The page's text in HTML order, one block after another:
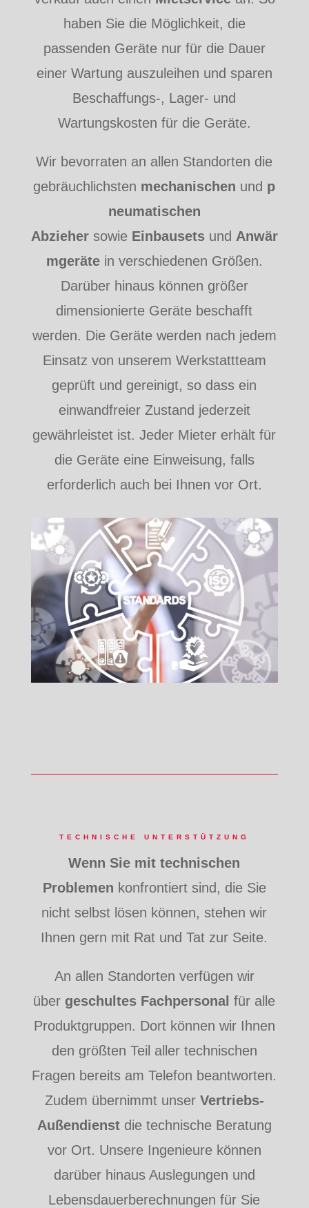
haben Sie die Möglichkeit, die
passenden Geräte nur für die Dauer
einer Wartung auszuleihen und sparen
Beschaffungs-, Lager- und
Wartungskosten für die Geräte.
Wir bevorraten an allen Standorten die
gebräuchlichsten mechanischen und p
neumatischen
Abziehersowie Einbausetsund Anwär
mgerätein verschiedenen Größen.
Darüber hinaus können größer
dimensionierte Geräte beschafft
werden. Die Geräte werden nach jedem
Einsatz von unserem Werkstattteam
geprüft und gereinigt, so dass ein
einwandfreier Zustand jederzeit
gewährleistet ist. Jeder Mieter erhält für
die Geräte eine Einweisung, falls
erforderlich auch bei Ihnen vor Ort.
TECHNISCHE UNTERSTÜTZUNG
Wenn Sie mit technischen
Problemen konfrontiert sind, die Sie
nicht selbst lösen können, stehen wir
Ihnen gern mit Rat und Tat zur Seite.
An allen Standorten verfügen wir
über geschultes Fachpersonal für alle
Produktgruppen. Dort können wir Ihnen
den größten Teil aller technischen
Fragen bereits am Telefon beantworten.
Zudem übernimmt unser Vertriebs-
Außendienstdie technische Beratung
vor Ort. Unsere Ingenieure können
darüber hinaus Auslegungen und
Lebensdauerberechnungen für Sie